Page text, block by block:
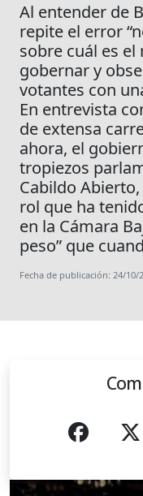
Al entender de
repite el error
sobre cuál es
gobernar y
votantes con
En entrevista
de extensa
ahora, el
tropiezos
Cabildo
rol que ha
en la Cámara
peso” que
Fecha de publicación: 24/10/